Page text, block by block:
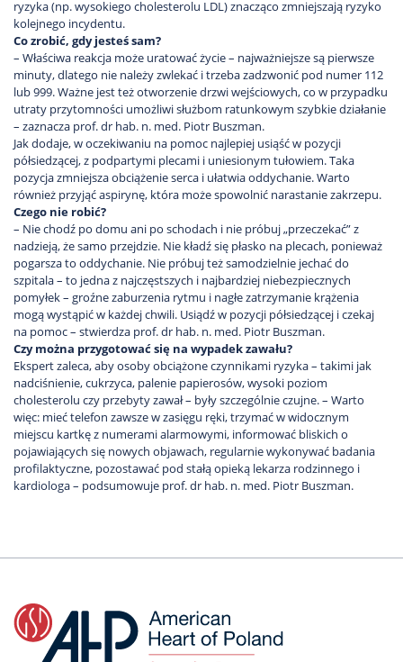
ryzyka (np. wysokiego cholesterolu LDL) znacząco zmniejszają ryzyko
kolejnego incydentu.
Co zrobić, gdy jesteś sam?
– Właściwa reakcja może uratować życie – najważniejsze są pierwsze
minuty, dlatego nie należy zwlekać i trzeba zadzwonić pod numer 112
lub 999. Ważne jest też otworzenie drzwi wejściowych, co w przypadku
utraty przytomności umożliwi służbom ratunkowym szybkie działanie
– zaznacza prof. dr hab. n. med. Piotr Buszman.
Jak dodaje, w oczekiwaniu na pomoc najlepiej usiąść w pozycji
półsiedzącej, z podpartymi plecami i uniesionym tułowiem. Taka
pozycja zmniejsza obciążenie serca i ułatwia oddychanie. Warto
również przyjąć aspirynę, która może spowolnić narastanie zakrzepu.
Czego nie robić?
– Nie chodź po domu ani po schodach i nie próbuj „przeczekać” z
nadzieją, że samo przejdzie. Nie kładź się płasko na plecach, ponieważ
pogarsza to oddychanie. Nie próbuj też samodzielnie jechać do
szpitala – to jedna z najczęstszych i najbardziej niebezpiecznych
pomyłek – groźne zaburzenia rytmu i nagłe zatrzymanie krążenia
mogą wystąpić w każdej chwili. Usiądź w pozycji półsiedzącej i czekaj
na pomoc – stwierdza prof. dr hab. n. med. Piotr Buszman.
Czy można przygotować się na wypadek zawału?
Ekspert zaleca, aby osoby obciążone czynnikami ryzyka – takimi jak
nadciśnienie, cukrzyca, palenie papierosów, wysoki poziom
cholesterolu czy przebyty zawał – były szczególnie czujne. – Warto
więc: mieć telefon zawsze w zasięgu ręki, trzymać w widocznym
miejscu kartkę z numerami alarmowymi, informować bliskich o
pojawiających się nowych objawach, regularnie wykonywać badania
profilaktyczne, pozostawać pod stałą opieką lekarza rodzinnego i
kardiologa – podsumowuje prof. dr hab. n. med. Piotr Buszman.